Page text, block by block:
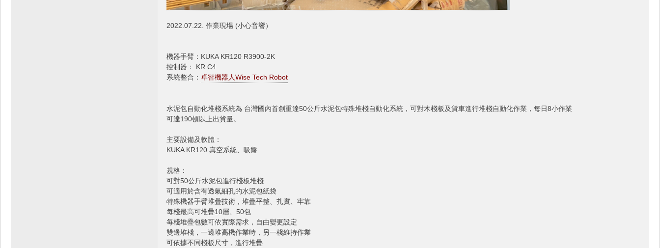
2022.07.22. 作業現場 (小心音響）
機器手臂：KUKA KR120 R3900-2K
控制器： KR C4
系統整合： 卓智機器人Wise Tech Robot
水泥包自動化堆棧系統為 台灣國內首創重達50公斤水泥包特殊堆棧自動化系統，可對木棧板及貨車進行堆棧自動化作業，每日8小作業
可達190頓以上出貨量。
主要設備及軟體：
KUKA KR120 真空系統、吸盤
規格：
可對50公斤水泥包進行棧板堆棧
可適用於含有透氣細孔的水泥包紙袋
特殊機器手臂堆疊技術，堆疊平整、扎實、牢靠
每棧最高可堆疊10層、50包
每棧堆疊包數可依實際需求，自由變更設定
雙邊堆棧，一邊堆高機作業時，另一棧維持作業
可依據不同棧板尺寸，進行堆疊